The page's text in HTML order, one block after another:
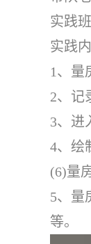
实践
实践内
1、量
2、记
3、进
4、绘
(6)量
5、量
等。